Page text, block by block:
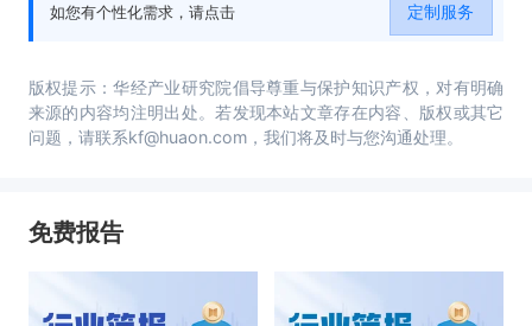
如您有个性化需求，请点击 定制服务
版权提示：华经产业研究院倡导尊重与保护知识产权，对有明确
来源的内容均注明出处。若发现本站文章存在内容、版权或其它
问题，请联系kf@huaon.com，我们将及时与您沟通处理。
免费报告